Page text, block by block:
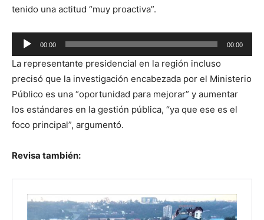
tenido una actitud “muy proactiva”.
Reproductor
de
audio
00:00 00:00
La representante presidencial en la región incluso
precisó que la investigación encabezada por el Ministerio
Público es una “oportunidad para mejorar” y aumentar
los estándares en la gestión pública, “ya que ese es el
foco principal”, argumentó.
Revisa también: